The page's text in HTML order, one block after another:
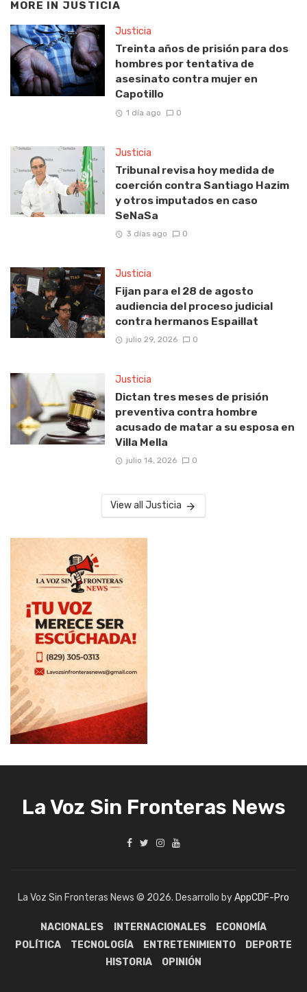
MORE IN JUSTICIA
Justicia
Treinta años de prisión para dos
hombres por tentativa de
asesinato contra mujer en
Capotillo
1 día ago 0
Justicia
Tribunal revisa hoy medida de
coerción contra Santiago Hazim
y otros imputados en caso
SeNaSa
3 días ago 0
Justicia
Fijan para el 28 de agosto
audiencia del proceso judicial
contra hermanos Espaillat
julio 29, 2026 0
Justicia
Dictan tres meses de prisión
preventiva contra hombre
acusado de matar a su esposa en
Villa Mella
julio 14, 2026 0
View all Justicia
La Voz Sin Fronteras News
La Voz Sin Fronteras News © 2026. Desarrollo byAppCDF-Pro
NACIONALES INTERNACIONALES
ECONOMÍA
POLÍTICA
TECNOLOGÍA ENTRETENIMIENTO
DEPORTE
HISTORIA
OPINIÓN